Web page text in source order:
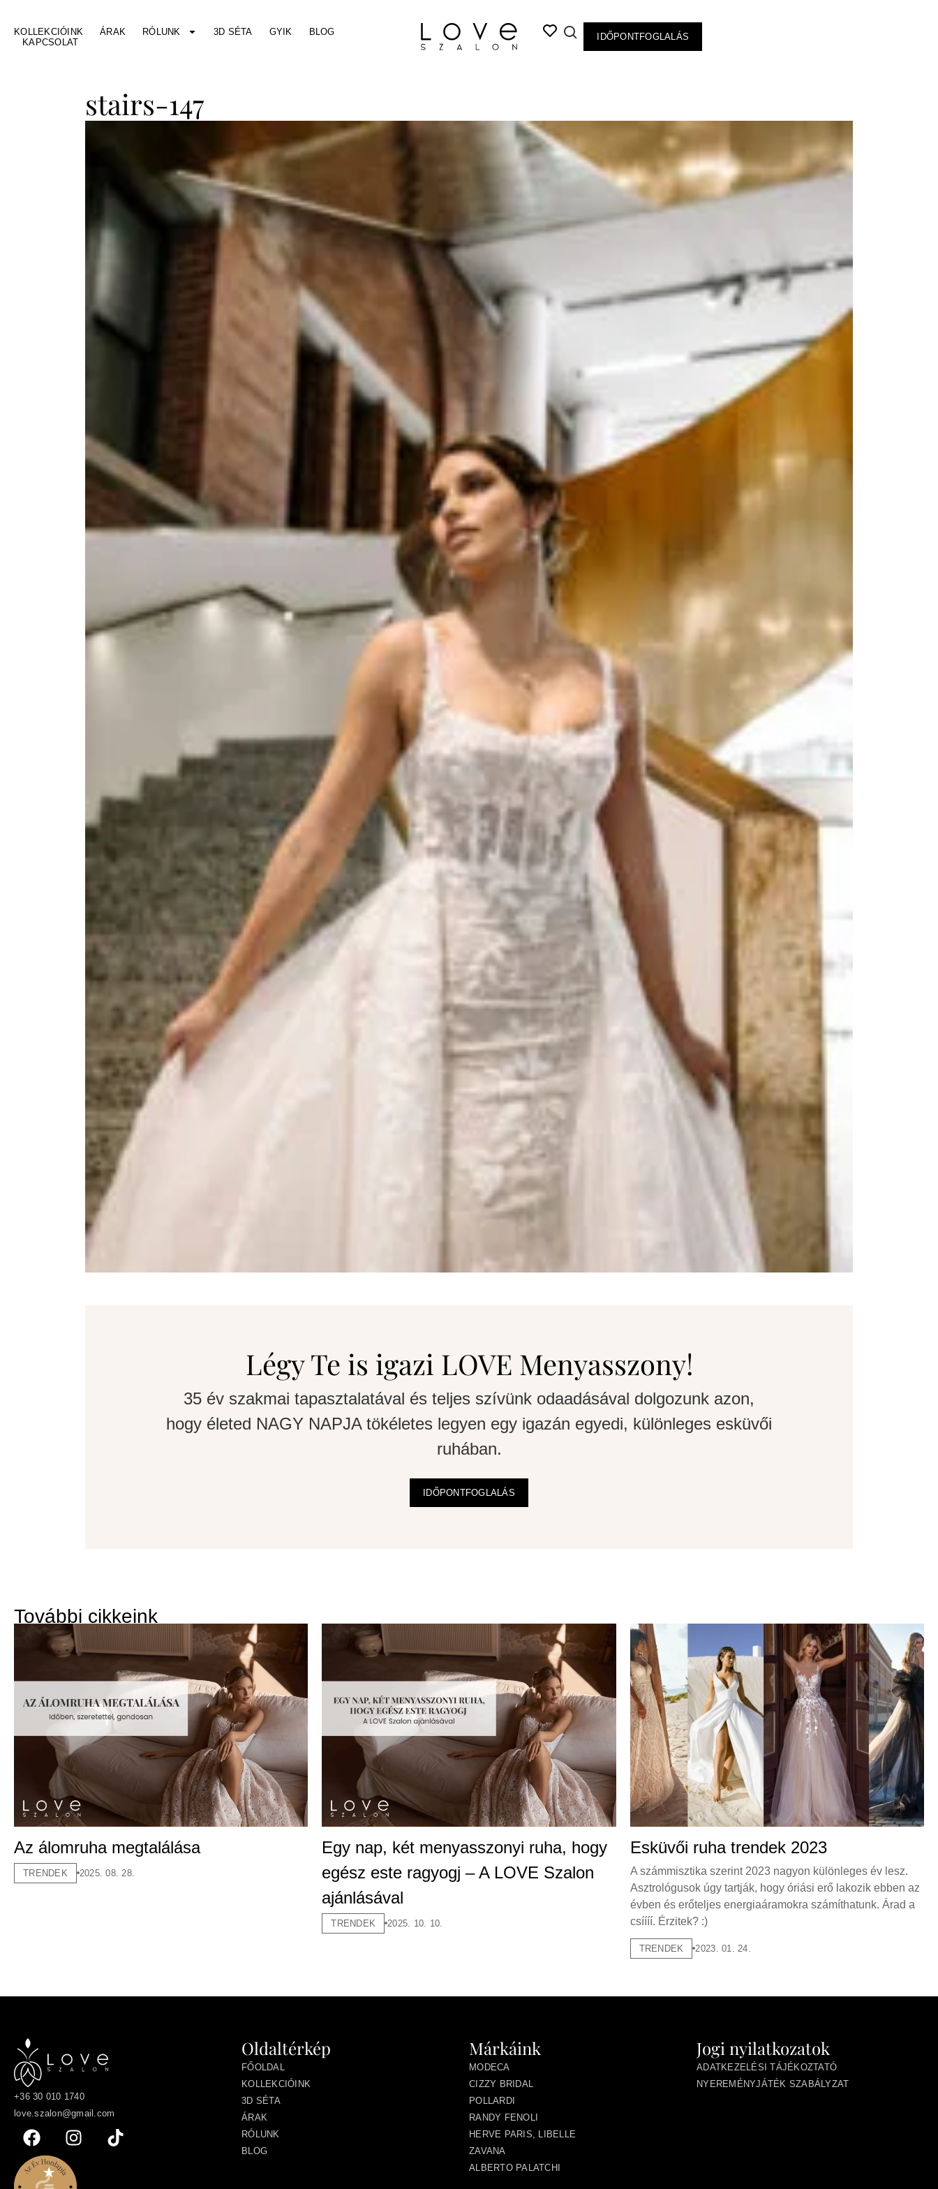
KOLLEKCIÓINK ÁRAK RÓLUNK 3D SÉTA GYIK
BLOG
KAPCSOLAT
IDŐPONTFOGLALÁS
stairs-147
Légy Te is igazi LOVE Menyasszony!
35 év szakmai tapasztalatával és teljes szívünk odaadásával dolgozunk azon,
hogy életed NAGY NAPJA tökéletes legyen egy igazán egyedi, különleges esküvői
ruhában.
IDŐPONTFOGLALÁS
További cikkeink
Az álomruha megtalálása
TRENDEK 2025. 08. 28.
Egy nap, két menyasszonyi ruha, hogy
egész este ragyogj – A LOVE Szalon
ajánlásával
TRENDEK 2025. 10. 10.
Esküvői ruha trendek 2023
A számmisztika szerint 2023 nagyon különleges év lesz.
Asztrológusok úgy tartják, hogy óriási erő lakozik ebben az
évben és erőteljes energiaáramokra számíthatunk. Árad a
csíííí. Érzitek? :)
TRENDEK 2023. 01. 24.
+36 30 010 1740
love.szalon@gmail.com
Oldaltérkép
FŐOLDAL
KOLLEKCIÓINK
3D SÉTA
ÁRAK
RÓLUNK
BLOG
Márkáink
MODECA
CIZZY BRIDAL
POLLARDI
RANDY FENOLI
HERVE PARIS, LIBELLE
ZAVANA
ALBERTO PALATCHI
Jogi nyilatkozatok
ADATKEZELÉSI TÁJÉKOZTATÓ
NYEREMÉNYJÁTÉK SZABÁLYZAT